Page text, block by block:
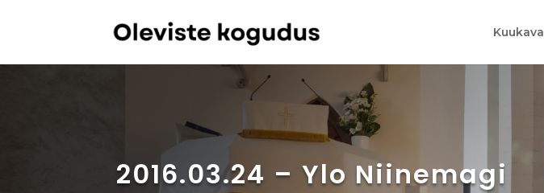
Kuukava
2016.03.24 – Ylo Niinemagi